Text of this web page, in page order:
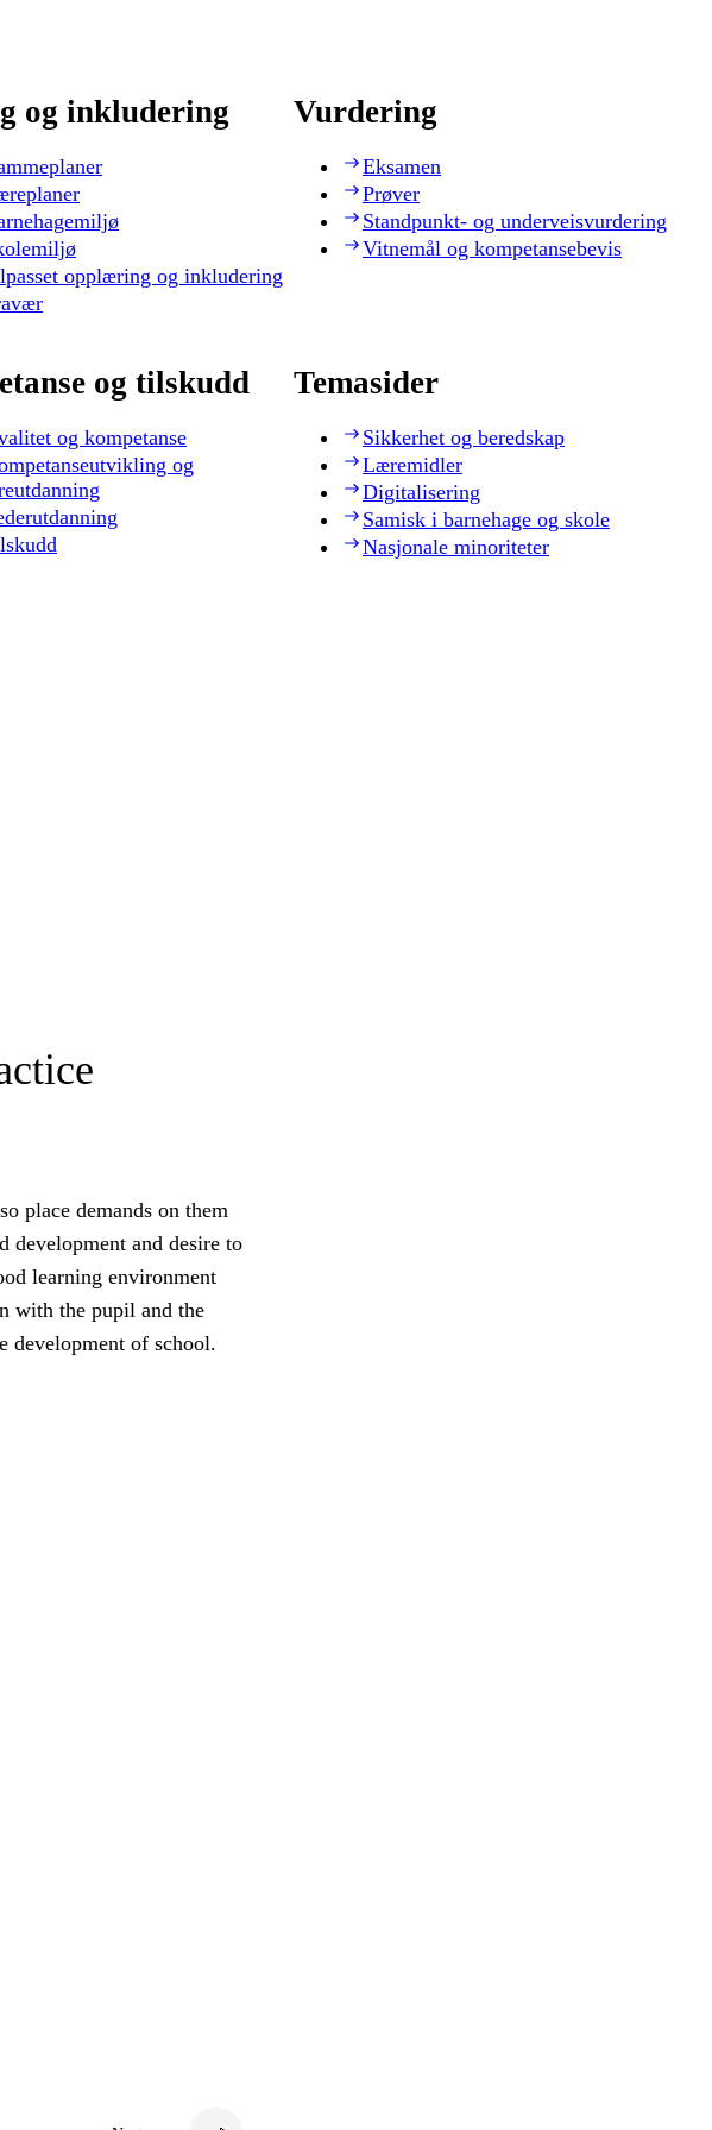
og inkludering
opplæring og inkludering
Vurdering
Eksamen
Prøver
Standpunkt- og underveisvurdering
Vitnemål og kompetansebevis
og tilskudd
og kompetanse
og
Temasider
Sikkerhet og beredskap
Læremidler
Digitalisering
Samisk i barnehage og skole
Nasjonale minoriteter
place demands on them
development and desire to
learning environment
with the pupil and the
development of school.